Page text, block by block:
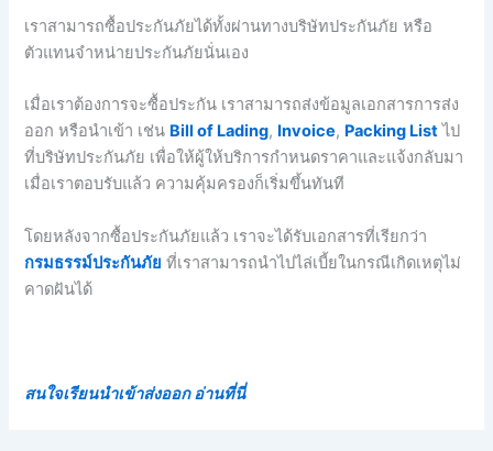
เราสามารถซื้อประกันภัยได้ทั้งผ่านทางบริษัทประกันภัย หรือ
ตัวแทนจำหน่ายประกันภัยนั่นเอง
เมื่อเราต้องการจะซื้อประกัน เราสามารถส่งข้อมูลเอกสารการส่ง
ออก หรือนำเข้า เช่น Bill of Lading, Invoice, Packing Listไป
ที่บริษัทประกันภัย เพื่อให้ผู้ให้บริการกำหนดราคาและแจ้งกลับมา
เมื่อเราตอบรับแล้ว ความคุ้มครองก็เริ่มขึ้นทันที
โดยหลังจากซื้อประกันภัยแล้ว เราจะได้รับเอกสารที่เรียกว่า
กรมธรรม์ประกันภัย ที่เราสามารถนำไปไล่เบี้ยในกรณีเกิดเหตุไม่
คาดฝันได้
สนใจเรียนนำเข้าส่งออก อ่านที่นี่